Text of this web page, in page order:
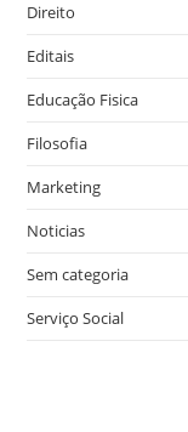
Direito
Editais
Educação Fisica
Filosofia
Marketing
Noticias
Sem categoria
Serviço Social